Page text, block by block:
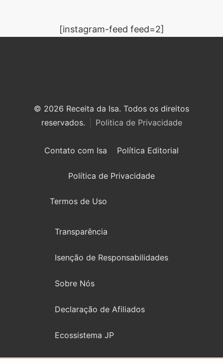
[instagram-feed feed=2]
© 2026 Receita da Isa. Todos os direitos
reservados.
Politica de Privacidade
Contato com Isa Política Editorial
Política de Privacidade
Termos de Uso
Transparência
Isenção de Responsabilidades
Sobre Nós
Declaração de Afiliados
Ecossistema JP